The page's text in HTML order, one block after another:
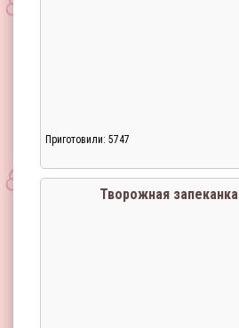
Приготовили: 5747
Творожная